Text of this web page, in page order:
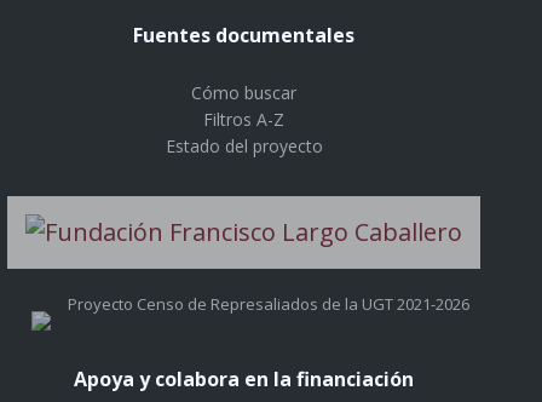
Fuentes documentales
Cómo buscar
Filtros A-Z
Estado del proyecto
Proyecto Censo de Represaliados de la UGT 2021-2026
Apoya y colabora en la financiación